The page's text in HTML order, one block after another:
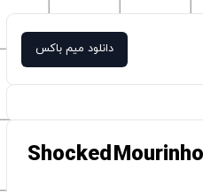
دانلود میم باکس